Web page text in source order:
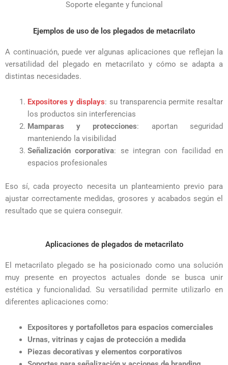
Soporte elegante y funcional
Ejemplos de uso de los plegados de metacrilato
A continuación, puede ver algunas aplicaciones que reflejan la
versatilidad del plegado en metacrilato y cómo se adapta a
distintas necesidades.
Expositores y displays: su transparencia permite resaltar
los productos sin interferencias
Mamparas y protecciones: aportan seguridad
manteniendo la visibilidad
Señalización corporativa: se integran con facilidad en
espacios profesionales
Eso sí, cada proyecto necesita un planteamiento previo para
ajustar correctamente medidas, grosores y acabados según el
resultado que se quiera conseguir.
Aplicaciones de plegados de metacrilato
El metacrilato plegado se ha posicionado como una solución
muy presente en proyectos actuales donde se busca unir
estética y funcionalidad. Su versatilidad permite utilizarlo en
diferentes aplicaciones como:
Expositores y portafolletos para espacios comerciales
Urnas, vitrinas y cajas de protección a medida
Piezas decorativas y elementos corporativos